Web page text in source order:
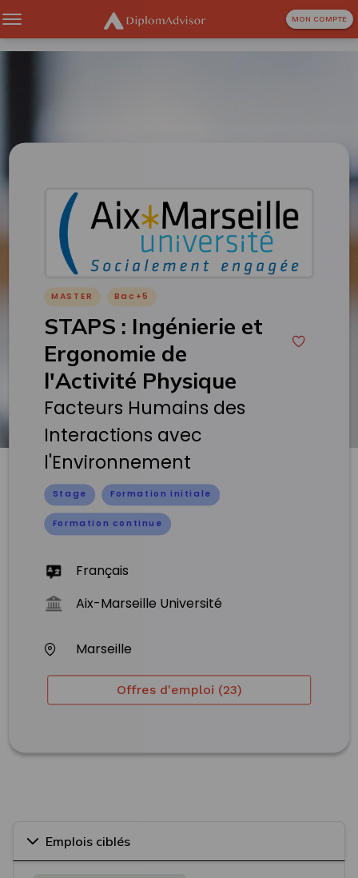
MON COMPTE
MASTER Bac+5
STAPS : Ingénierie et
Ergonomie de
l'Activité Physique
Facteurs Humains des
Interactions avec
l'Environnement
Stage Formation initiale
Formation continue
Français
Aix-Marseille Université
Marseille
Offres d'emploi (23)
Emplois ciblés